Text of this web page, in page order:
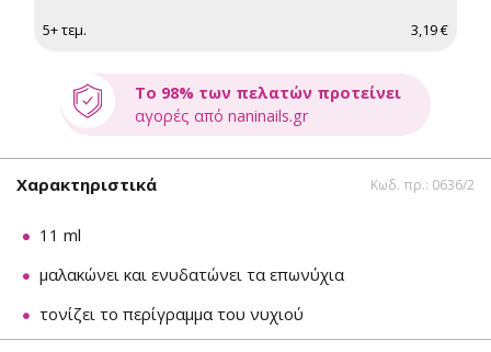
5+ τεμ. 3,19 €
Το 98% των πελατών προτείνει
αγορές από naninails.gr
Χαρακτηριστικά Κωδ. πρ.: 0636/2
11 ml
μαλακώνει και ενυδατώνει τα επωνύχια
τονίζει το περίγραμμα του νυχιού